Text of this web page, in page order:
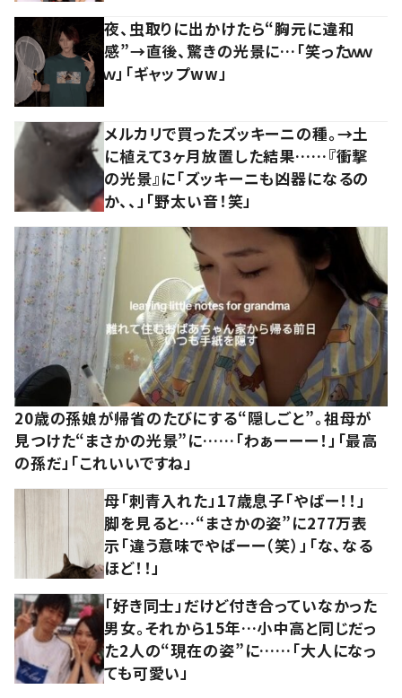
夜、虫取りに出かけたら“胸元に違和
感”→直後、驚きの光景に…「笑ったｗｗ
ｗ」「ギャップww」
メルカリで買ったズッキーニの種。→土
に植えて3ヶ月放置した結果……『衝撃
の光景』に「ズッキーニも凶器になるの
か、、」「野太い音！笑」
20歳の孫娘が帰省のたびにする“隠しごと”。祖母が
見つけた“まさかの光景”に……「わぁーーー！」「最高
の孫だ」「これいいですね」
母「刺青入れた」17歳息子「やばー！！」
脚を見ると…“まさかの姿”に277万表
示「違う意味でやばーー（笑）」「な、なる
ほど！！」
「好き同士」だけど付き合っていなかった
男女。それから15年…小中高と同じだっ
た2人の“現在の姿”に……「大人になっ
ても可愛い」